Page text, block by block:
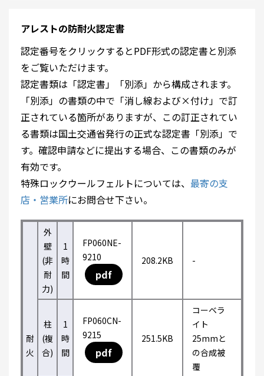
アレストの防耐火認定書
認定番号をクリックするとPDF形式の認定書と別添
をご覧いただけます。
認定書類は「認定書」「別添」から構成されます。
「別添」の書類の中で「消し線および×付け」で訂
正されている箇所がありますが、この訂正されてい
る書類は国土交通省発行の正式な認定書「別添」で
す。確認申請などに提出する場合、この書類のみが
有効です。
特殊ロックウールフェルトについては、 最寄の支
店・営業所にお問合せ下さい。
耐
火
外
壁
(非
耐
力)
1
時
間
FP060NE-
9210
pdf
208.2KB -
柱
(複
合)
1
時
間
FP060CN-
9215
pdf
251.5KB
コーベラ
イト
25mmと
の合成被
覆